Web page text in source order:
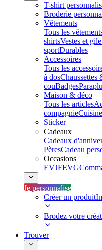
T-shirt
Broderie
Vêtements
Tous les
shirtsVestes et
sportDurables
Accessoires
Tous les
à dosChaussettes
couBadges
Maison & déco
Tous les articles
compagnieCuisine
Sticker
Cadeaux
Cadeaux
PèresCadeau
Occasions
EVJFEVG
Je personnalise
Créer un produit
Brodez votre
Trouver